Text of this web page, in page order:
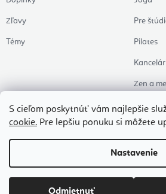
S cieľom poskytnúť vám najlepšie
cookie. Pre lepšiu ponuku si môžete
Nastavenie
Odmietnuť
Zľavy
Témy
Pre
Pilates
Zen a
Zdravý
Naše
Vytvoril Shoptet
Copyright 2026Flexity. Všetky práva